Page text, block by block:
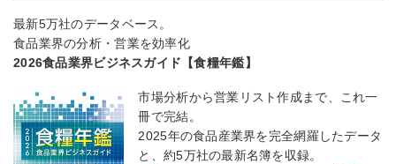
最新5万社のデータベース。
食品業界の分析・営業を効率化
2026食品業界ビジネスガイド【食糧年鑑】
市場分析から営業リスト作成まで、これ一
冊で完結。
2025年の食品産業界を完全網羅したデータ
と、約5万社の最新名簿を収録。